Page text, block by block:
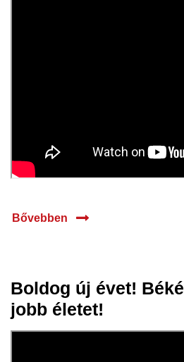
Bővebben
03 jan.
2025
Boldog új évet!
jobb életet!